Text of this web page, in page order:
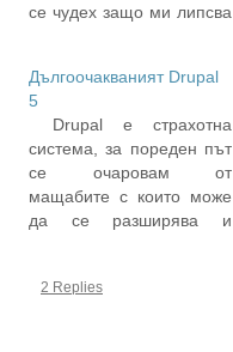
се чудех защо ми липсва
причина вътре в мен,
сега ми се струва, че
причината е просо във
факта, че наистина съм
сам. Говоря за
професионалното…
Дългоочакваният Drupal
5
Drupal е страхотна
система, за пореден път
се очаровам от
мащабите с които може
да се разширява и
помисля да мигрирам
2 Replies